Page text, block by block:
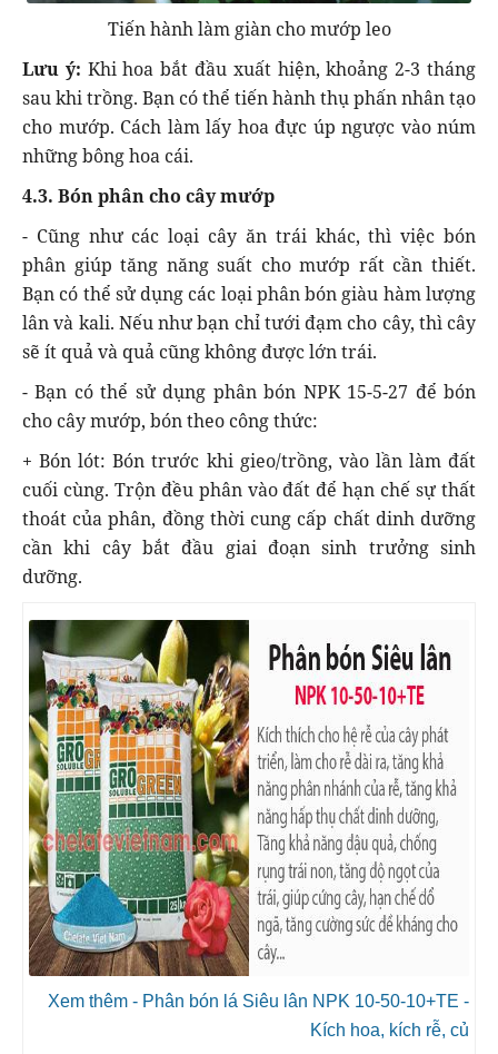
Tiến hành làm giàn cho mướp leo
Lưu ý: Khi hoa bắt đầu xuất hiện, khoảng 2-3 tháng
sau khi trồng. Bạn có thể tiến hành thụ phấn nhân tạo
cho mướp. Cách làm lấy hoa đực úp ngược vào núm
những bông hoa cái.
4.3. Bón phân cho cây mướp
- Cũng như các loại cây ăn trái khác, thì việc bón
phân giúp tăng năng suất cho mướp rất cần thiết.
Bạn có thể sử dụng các loại phân bón giàu hàm lượng
lân và kali. Nếu như bạn chỉ tưới đạm cho cây, thì cây
sẽ ít quả và quả cũng không được lớn trái.
- Bạn có thể sử dụng phân bón NPK 15-5-27 để bón
cho cây mướp, bón theo công thức:
+ Bón lót: Bón trước khi gieo/trồng, vào lần làm đất
cuối cùng. Trộn đều phân vào đất để hạn chế sự thất
thoát của phân, đồng thời cung cấp chất dinh dưỡng
cần khi cây bắt đầu giai đoạn sinh trưởng sinh
dưỡng.
Xem thêm - Phân bón lá Siêu lân NPK 10-50-10+TE -
Kích hoa, kích rễ, củ